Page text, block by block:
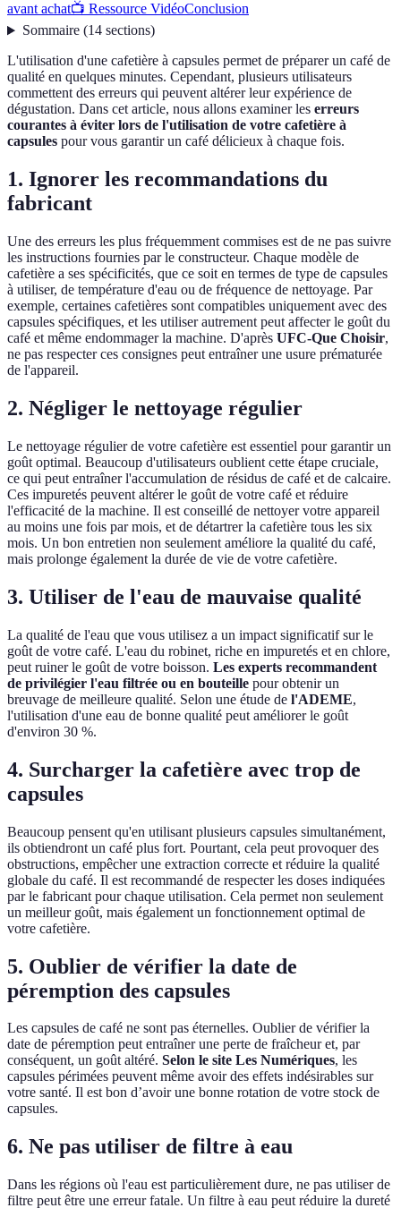
avant achat📺 Ressource VidéoConclusion
Sommaire(14 sections)
L'utilisation d'une cafetière à capsules permet de préparer un café de
qualité en quelques minutes. Cependant, plusieurs utilisateurs
commettent des erreurs qui peuvent altérer leur expérience de
dégustation. Dans cet article, nous allons examiner les erreurs
courantes à éviter lors de l'utilisation de votre cafetière à
capsules pour vous garantir un café délicieux à chaque fois.
1. Ignorer les recommandations du
fabricant
Une des erreurs les plus fréquemment commises est de ne pas suivre
les instructions fournies par le constructeur. Chaque modèle de
cafetière a ses spécificités, que ce soit en termes de type de capsules
à utiliser, de température d'eau ou de fréquence de nettoyage. Par
exemple, certaines cafetières sont compatibles uniquement avec des
capsules spécifiques, et les utiliser autrement peut affecter le goût du
café et même endommager la machine. D'après UFC-Que Choisir,
ne pas respecter ces consignes peut entraîner une usure prématurée
de l'appareil.
2. Négliger le nettoyage régulier
Le nettoyage régulier de votre cafetière est essentiel pour garantir un
goût optimal. Beaucoup d'utilisateurs oublient cette étape cruciale,
ce qui peut entraîner l'accumulation de résidus de café et de calcaire.
Ces impuretés peuvent altérer le goût de votre café et réduire
l'efficacité de la machine. Il est conseillé de nettoyer votre appareil
au moins une fois par mois, et de détartrer la cafetière tous les six
mois. Un bon entretien non seulement améliore la qualité du café,
mais prolonge également la durée de vie de votre cafetière.
3. Utiliser de l'eau de mauvaise qualité
La qualité de l'eau que vous utilisez a un impact significatif sur le
goût de votre café. L'eau du robinet, riche en impuretés et en chlore,
peut ruiner le goût de votre boisson. Les experts recommandent
de privilégier l'eau filtrée ou en bouteille pour obtenir un
breuvage de meilleure qualité. Selon une étude de l'ADEME,
l'utilisation d'une eau de bonne qualité peut améliorer le goût
d'environ 30 %.
4. Surcharger la cafetière avec trop de
capsules
Beaucoup pensent qu'en utilisant plusieurs capsules simultanément,
ils obtiendront un café plus fort. Pourtant, cela peut provoquer des
obstructions, empêcher une extraction correcte et réduire la qualité
globale du café. Il est recommandé de respecter les doses indiquées
par le fabricant pour chaque utilisation. Cela permet non seulement
un meilleur goût, mais également un fonctionnement optimal de
votre cafetière.
5. Oublier de vérifier la date de
péremption des capsules
Les capsules de café ne sont pas éternelles. Oublier de vérifier la
date de péremption peut entraîner une perte de fraîcheur et, par
conséquent, un goût altéré. Selon le site Les Numériques, les
capsules périmées peuvent même avoir des effets indésirables sur
votre santé. Il est bon d’avoir une bonne rotation de votre stock de
capsules.
6. Ne pas utiliser de filtre à eau
Dans les régions où l'eau est particulièrement dure, ne pas utiliser de
filtre peut être une erreur fatale. Un filtre à eau peut réduire la dureté